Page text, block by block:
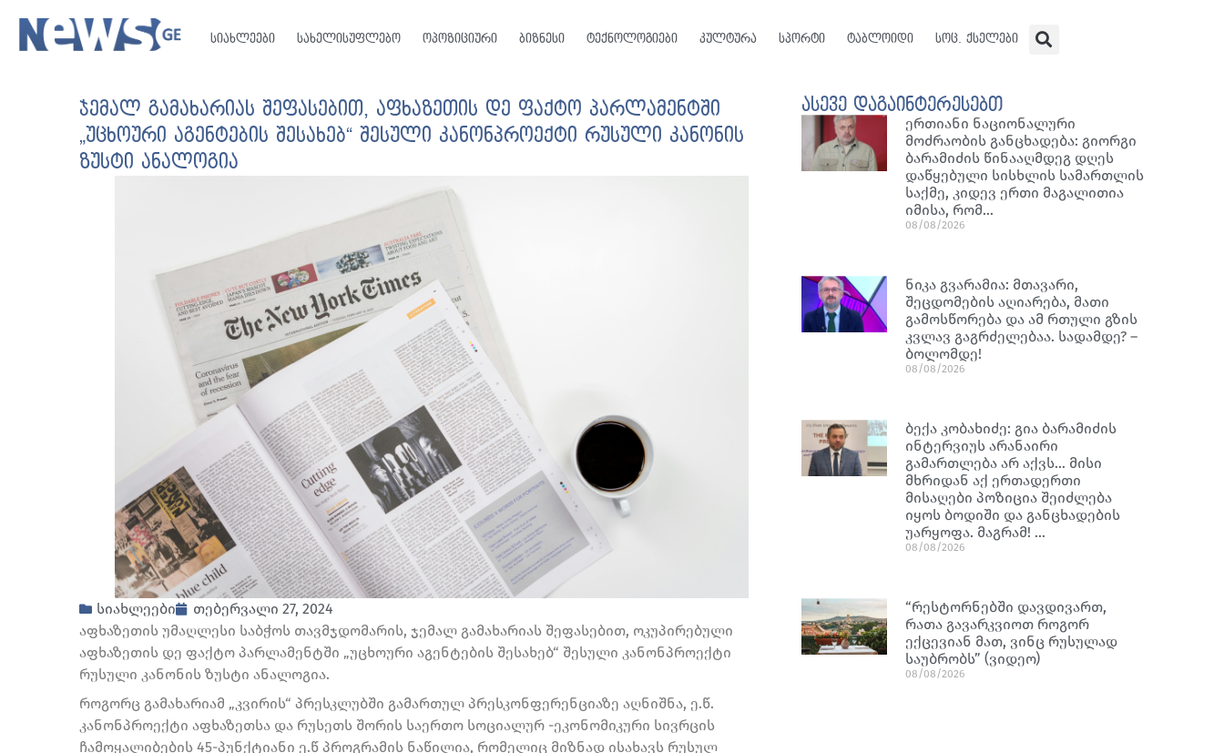
სიახლეები სახელისუფლებო ოპოზიციური ბიზნესი ტექნოლოგიები კულტურა სპორტი ტაბლოიდი სოც. ქსელები
ჯემალ გამახარიას შეფასებით, აფხაზეთის დე ფაქტო პარლამენტში
„უცხოური აგენტების შესახებ“ შესული კანონპროექტი რუსული კანონის
ზუსტი ანალოგია
სიახლეები
თებერვალი 27, 2024
აფხაზეთის უმაღლესი საბჭოს თავმჯდომარის, ჯემალ გამახარიას შეფასებით, ოკუპირებული
აფხაზეთის დე ფაქტო პარლამენტში „უცხოური აგენტების შესახებ“ შესული კანონპროექტი
რუსული კანონის ზუსტი ანალოგია.
როგორც გამახარიამ „კვირის“ პრესკლუბში გამართულ პრესკონფერენციაზე აღნიშნა, ე.წ.
კანონპროექტი აფხაზეთსა და რუსეთს შორის საერთო სოციალურ -ეკონომიკური სივრცის
ჩამოყალიბების 45-პუნქტიანი ე.წ პროგრამის ნაწილია, რომელიც მიზნად ისახავს რუსულ
ასევე დაგაინტერესებთ
ერთიანი ნაციონალური
მოძრაობის განცხადება: გიორგი
ბარამიძის წინააღმდეგ დღეს
დაწყებული სისხლის სამართლის
საქმე, კიდევ ერთი მაგალითია
იმისა, რომ…
08/08/2026
ნიკა გვარამია: მთავარი,
შეცდომების აღიარება, მათი
გამოსწორება და ამ რთული გზის
კვლავ გაგრძელებაა. სადამდე? –
ბოლომდე!
08/08/2026
ბექა კობახიძე: გია ბარამიძის
ინტერვიუს არანაირი
გამართლება არ აქვს… მისი
მხრიდან აქ ერთადერთი
მისაღები პოზიცია შეიძლება
იყოს ბოდიში და განცხადების
უარყოფა. მაგრამ! …
08/08/2026
“რესტორნებში დავდივართ,
რათა გავარკვიოთ როგორ
ექცევიან მათ, ვინც რუსულად
საუბრობს” (ვიდეო)
08/08/2026